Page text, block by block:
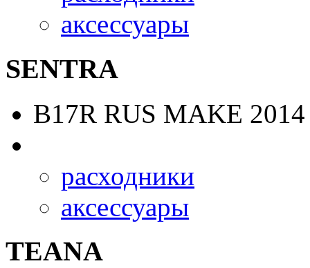
аксессуары
SENTRA
B17R RUS MAKE
расходники
аксессуары
TEANA